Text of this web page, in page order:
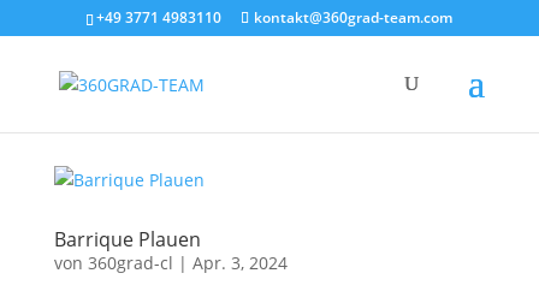
+49 3771 4983110 kontakt@360grad-team.com
Barrique Plauen
von 360grad-cl | Apr. 3, 2024